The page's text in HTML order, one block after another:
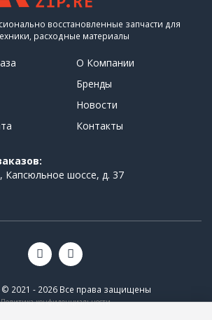
восстановленные запчасти для
расходные материалы
О Компании
Бренды
Новости
Контакты
Капсюльное шоссе, д. 37
2021 - 2026 Все права защищены
Политика конфиденциальности